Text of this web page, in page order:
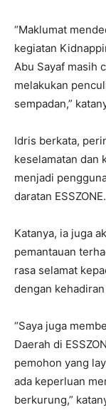
“Maklumat
kegiatan
Abu Sayaf masih
melakukan
sempadan,”
Idris berkata,
keselamatan dan
menjadi
daratan ESSZONE.
Katanya, ia juga
pemantauan
rasa selamat
dengan
“Saya juga
Daerah di
pemohon yang
ada keperluan
berkurung,”